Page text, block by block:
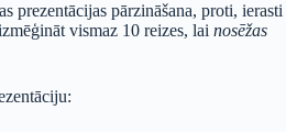
prezentācijas pārzināšana, proti, ierasti
vismaz 10 reizes, lai nosēžas